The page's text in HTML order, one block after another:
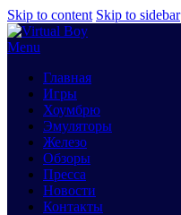
Skip to content Skip to sidebar
Menu
Главная
Игры
Хоумбрю
Эмуляторы
Железо
Обзоры
Пресса
Новости
Контакты